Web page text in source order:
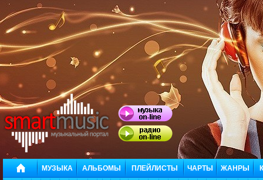
МУЗЫКА АЛЬБОМЫ ПЛЕЙЛИСТЫ ЧАРТЫ ЖАНРЫ